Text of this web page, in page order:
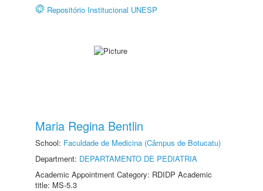
Repositório Institucional UNESP
Maria Regina Bentlin
School: Faculdade de Medicina (Câmpus de Botucatu)
Department: DEPARTAMENTO DE PEDIATRIA
Academic Appointment Category: RDIDP Academic
title: MS-5.3